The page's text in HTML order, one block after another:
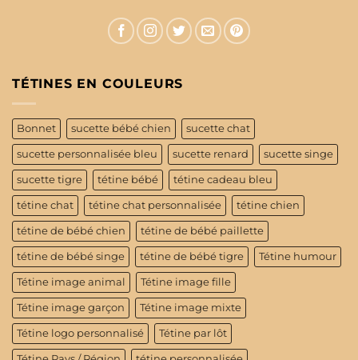
TÉTINES EN COULEURS
Bonnet sucette bébé chien sucette chat
sucette personnalisée bleu sucette renard sucette singe
sucette tigre tétine bébé tétine cadeau bleu
tétine chat tétine chat personnalisée tétine chien
tétine de bébé chien tétine de bébé paillette
tétine de bébé singe tétine de bébé tigre Tétine humour
Tétine image animal Tétine image fille
Tétine image garçon Tétine image mixte
Tétine logo personnalisé Tétine par lôt